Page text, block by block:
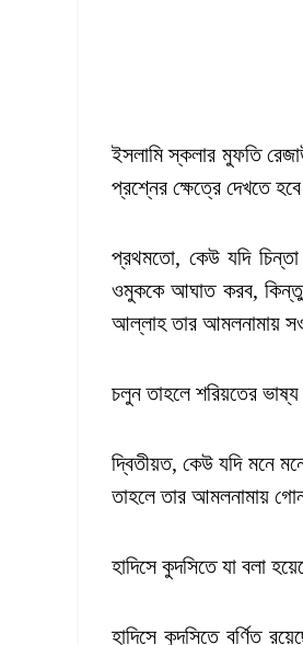
ইসলামি স্কলার মুফতি
প্রশ্নের ক্ষেত্রে দেখতে
প্রথমতো, কেউ যদি
ওমুককে আঘাত করব, কিন্তু
আল্লাহ তার আমলনামায়
চলুন তাহলে শরিয়তের
দ্বিতীয়ত, কেউ যদি মনে
তাহলে তার আমলনামায়
হাদিসে কুদসিতে যা বলা
হাদিসে কুদসিতে বর্ণিত